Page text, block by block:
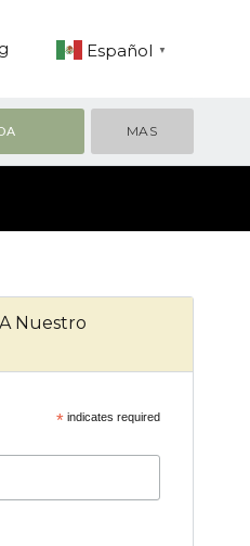
Español ▼
MAS
Nuestro
* indicates required